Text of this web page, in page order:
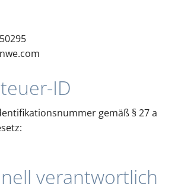
ID
gemäß § 27 a
verantwortlich